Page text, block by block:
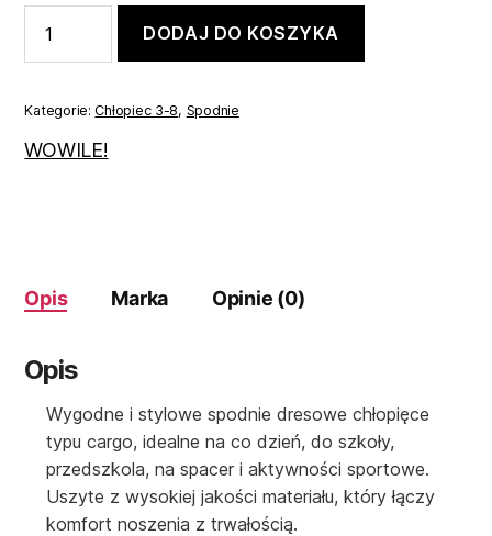
Spodnie
dresowe
cargo
kieszenie
DODAJ DO KOSZYKA
Kategorie:Chłopiec 3-8, Spodnie
WOWILE!
Opis Marka Opinie (0)
Opis
Wygodne i stylowe spodnie dresowe chłopięce
typu cargo, idealne na co dzień, do szkoły,
przedszkola, na spacer i aktywności sportowe.
Uszyte z wysokiej jakości materiału, który łączy
komfort noszenia z trwałością.